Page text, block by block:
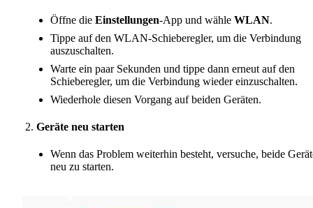
Öffne die Einstellungen-App und wähle WLAN.
Tippe auf den WLAN-Schieberegler, um die Verbindung
auszuschalten.
Warte ein paar Sekunden und tippe dann erneut auf den
Schieberegler, um die Verbindung wieder einzuschalten.
Wiederhole diesen Vorgang auf beiden Geräten.
Geräte neu starten
Wenn das Problem weiterhin besteht, versuche, beide
neu zu starten.